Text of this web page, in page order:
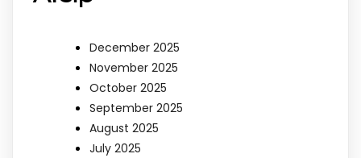
December 2025
November 2025
October 2025
September 2025
August 2025
July 2025